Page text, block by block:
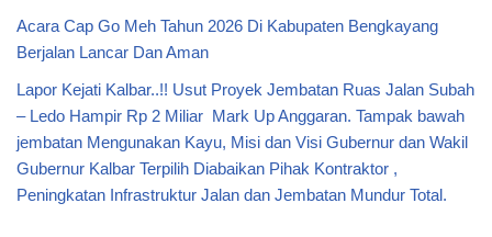
Acara Cap Go Meh Tahun 2026 Di Kabupaten Bengkayang
Berjalan Lancar Dan Aman
Lapor Kejati Kalbar..!! Usut Proyek Jembatan Ruas Jalan Subah
– Ledo Hampir Rp 2 Miliar Mark Up Anggaran. Tampak bawah
jembatan Mengunakan Kayu, Misi dan Visi Gubernur dan Wakil
Gubernur Kalbar Terpilih Diabaikan Pihak Kontraktor ,
Peningkatan Infrastruktur Jalan dan Jembatan Mundur Total.